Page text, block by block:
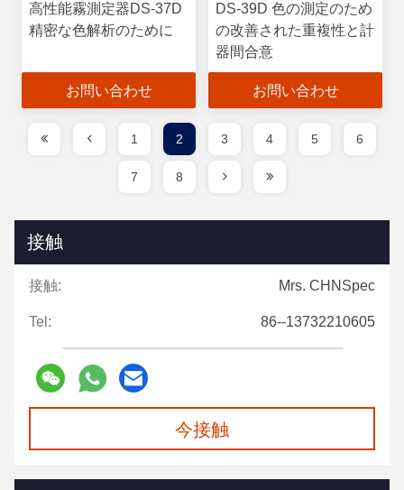
高性能霧測定器DS-37D
精密な色解析のために
お問い合わせ
DS-39D 色の測定のため
の改善された重複性と計
器間合意
お問い合わせ
1 2 3 4 5 6
7 8
接触
接触: Mrs. CHNSpec
Tel: 86--13732210605
今接触